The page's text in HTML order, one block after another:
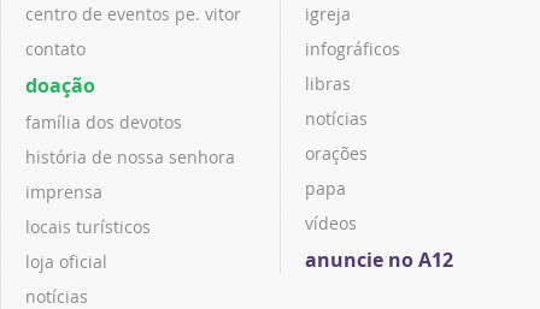
centro de eventos pe. vitor
contato
doação
família dos devotos
história de nossa senhora
imprensa
locais turísticos
loja oficial
notícias
igreja
infográficos
libras
notícias
orações
papa
vídeos
anuncie no A12